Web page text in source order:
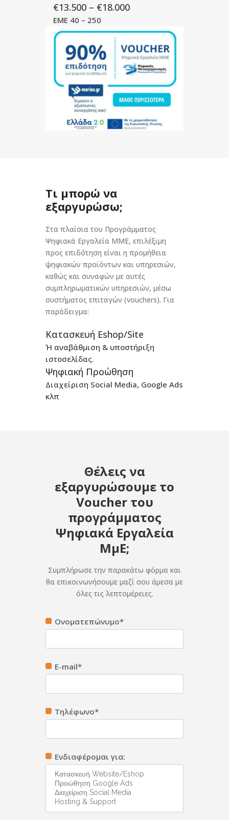
€13.500 – €18.000
ΕΜΕ 40 – 250
Τι μπορώ να
εξαργυρώσω;
Στα πλαίσια του Προγράμματος
Ψηφιακά Εργαλεία ΜΜΕ, επιλέξιμη
προς επιδότηση είναι η προμήθεια
ψηφιακών προϊόντων και υπηρεσιών,
καθώς και συναφών με αυτές
συμπληρωματικών υπηρεσιών, μέσω
συστήματος επιταγών (vouchers). Για
παράδειγμα:
Κατασκευή Eshop/Site
Ή αναβάθμιση & υποστήριξη
ιστοσελίδας.
Ψηφιακή Προώθηση
Διαχείριση Social Media, Google Ads
κλπ
Θέλεις να
εξαργυρώσουμε το
Voucher του
προγράμματος
Ψηφιακά Εργαλεία
ΜμΕ;
Συμπλήρωσε την παρακάτω φόρμα και
θα επικοινωνήσουμε μαζί σου άμεσα με
όλες τις λεπτομέρειες.
Ονοματεπώνυμο*
E-mail*
Τηλέφωνο*
Ενδιαφέρομαι για: